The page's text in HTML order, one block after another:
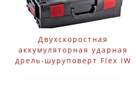
Двухскоростная
аккумуляторная ударная
дрель-шуруповерт Flex IW